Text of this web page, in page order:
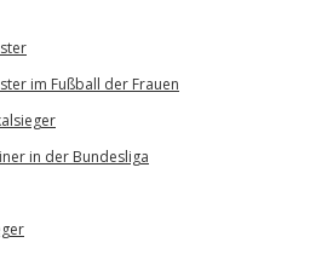
im Fußball der Frauen
in der Bundesliga